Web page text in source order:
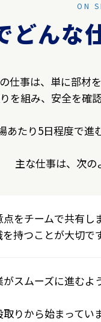
ON
どんな
仕事は、単に部材
を組み、安全を確
たり5日程度で進
主な仕事は、次の
をチームで共有しま
持つことが大切です
スムーズに進むよ
りから始まっていま